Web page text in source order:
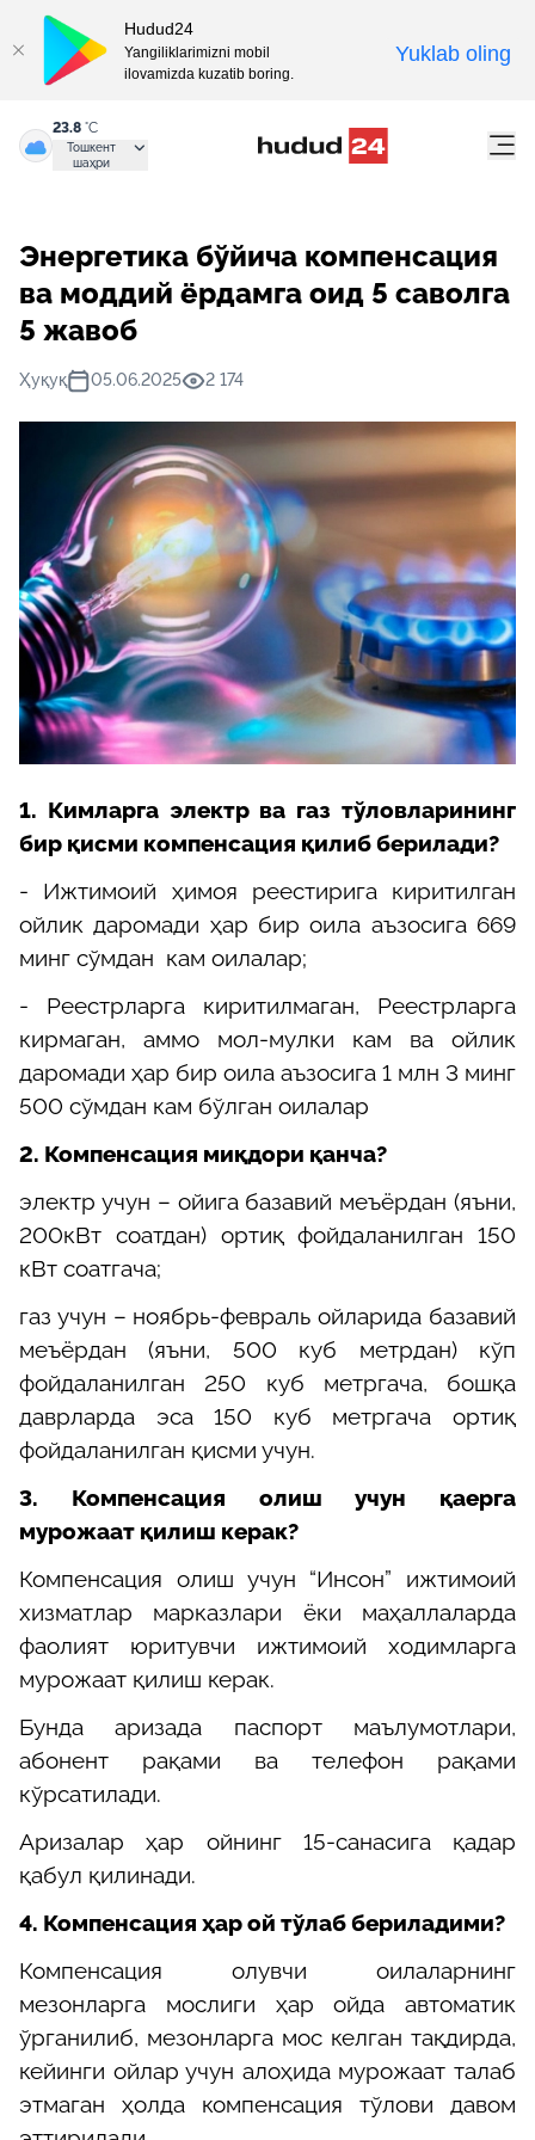
23.8 °C
Тошкент
шаҳри
Энергетика бўйича компенсация
ва моддий ёрдамга оид 5 саволга
5 жавоб
Ҳуқуқ 05.06.2025 2 174
1. Кимларга электр ва газ тўловларининг
бир қисми компенсация қилиб берилади?
- Ижтимоий ҳимоя реестирига киритилган
ойлик даромади ҳар бир оила аъзосига 669
минг сўмдан кам оилалар;
- Реестрларга киритилмаган, Реестрларга
кирмаган, аммо мол-мулки кам ва ойлик
даромади ҳар бир оила аъзосига 1 млн 3 минг
500 сўмдан кам бўлган оилалар
2. Компенсация миқдори қанча?
электр учун – ойига базавий меъёрдан (яъни,
200кВт соатдан) ортиқ фойдаланилган 150
кВт соатгача;
газ учун – ноябрь-февраль ойларида базавий
меъёрдан (яъни, 500 куб метрдан) кўп
фойдаланилган 250 куб метргача, бошқа
даврларда эса 150 куб метргача ортиқ
фойдаланилган қисми учун.
3. Компенсация олиш учун қаерга
мурожаат қилиш керак?
Компенсация олиш учун “Инсон” ижтимоий
хизматлар марказлари ёки маҳаллаларда
фаолият юритувчи ижтимоий ходимларга
мурожаат қилиш керак.
Бунда аризада паспорт маълумотлари,
абонент рақами ва телефон рақами
кўрсатилади.
Аризалар ҳар ойнинг 15-санасига қадар
қабул қилинади.
4. Компенсация ҳар ой тўлаб бериладими?
Компенсация олувчи оилаларнинг
мезонларга мослиги ҳар ойда автоматик
ўрганилиб, мезонларга мос келган тақдирда,
кейинги ойлар учун алоҳида мурожаат талаб
этмаган ҳолда компенсация тўлови давом
Hudud24
Yangiliklarimizni mobil
ilovamizda kuzatib boring.
Yuklab oling